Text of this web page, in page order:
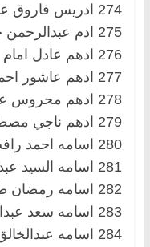
274 ادريس فاروق عبدالواحد
275 ادم عبدالرحمن حسين سيد
276 ادهم عادل امام
277 ادهم عاشور احمد احمد
278 ادهم محروس عبدالكريم احمد
279 ادهم ناجي مصطفي محمد
280 اسامه احمد رافت ابراهيم
281 اسامه السيد عبدالجواد الداعوشي
282 اسامه رمضان طه
283 اسامه سعد عبدالعليم احمد
284 اسامه عبدالخالق اسماعيل